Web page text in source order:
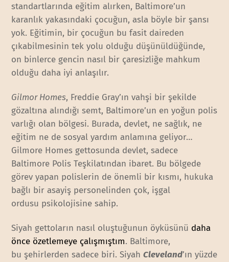
standartlarında eğitim alırken, Baltimore’un
karanlık yakasındaki çocuğun, asla böyle bir şansı
yok. Eğitimin, bir çocuğun bu fasit daireden
çıkabilmesinin tek yolu olduğu düşünüldüğünde,
on binlerce gencin nasıl bir çaresizliğe mahkum
olduğu daha iyi anlaşılır.
Gilmor Homes, Freddie Gray’ın vahşi bir şekilde
gözaltına alındığı semt, Baltimore’un en yoğun polis
varlığı olan bölgesi. Burada, devlet, ne sağlık, ne
eğitim ne de sosyal yardım anlamına geliyor…
Gilmore Homes gettosunda devlet, sadece
Baltimore Polis Teşkilatından ibaret. Bu bölgede
görev yapan polislerin de önemli bir kısmı, hukuka
bağlı bir asayiş personelinden çok, işgal
ordusu psikolojisine sahip.
Siyah gettoların nasıl oluştuğunun öyküsünü daha
önce özetlemeye çalışmıştım. Baltimore,
bu şehirlerden sadece biri. SiyahCleveland’ın yüzde